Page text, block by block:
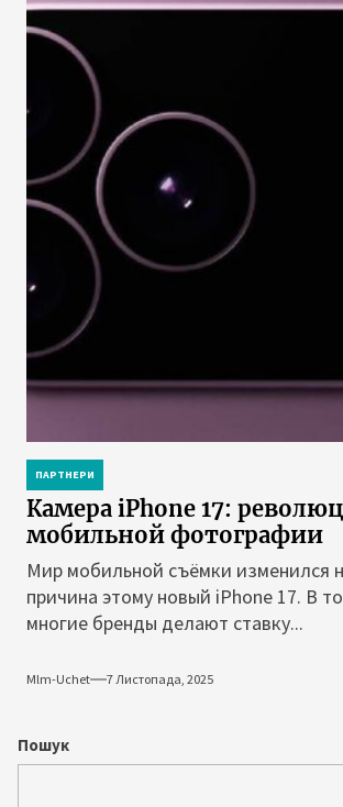
ПАРТНЕРИ
Камера iPhone 17:
мобильной фотографии
Мир мобильной съёмки изменился
причина этому новый iPhone 17. В
многие бренды делают ставку...
Mlm-Uchet 7 Листопада, 2025
Пошук